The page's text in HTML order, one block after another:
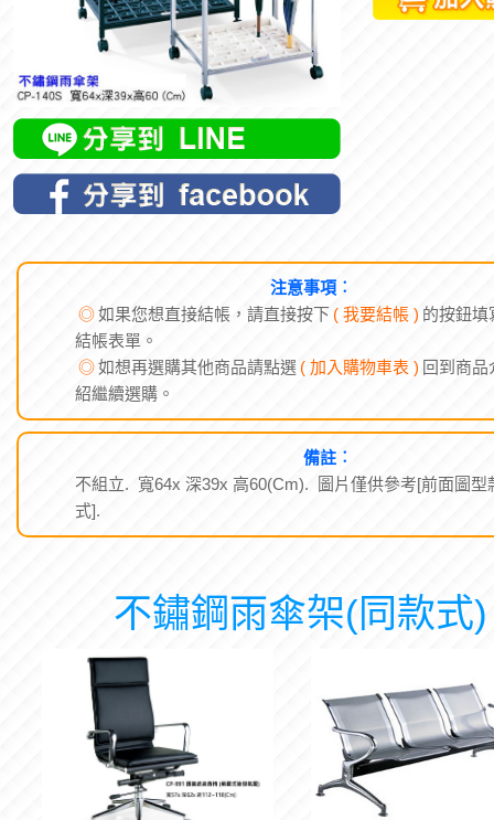
注意事項︰
◎如果您想直接結帳，請直接按下 ( 我要結帳 ) 的按鈕填
結帳表單。
◎如想再選購其他商品請點選 ( 加入購物車表 ) 回到商品
紹繼續選購。
備註︰
不組立. 寬64x 深39x 高60(Cm). 圖片僅供參考[前面圖型
式].
不鏽鋼雨傘架(同款式)